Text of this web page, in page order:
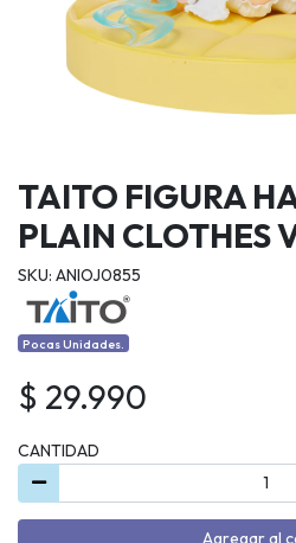
TAITO FIGURA
PLAIN CLOTHES
SKU: ANIOJ0855
Pocas Unidades.
$ 29.990
CANTIDAD
Agregar al